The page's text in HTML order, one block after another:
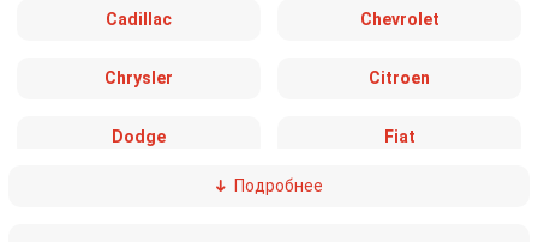
Cadillac Chevrolet
Chrysler Citroen
Dodge Fiat
Подробнее